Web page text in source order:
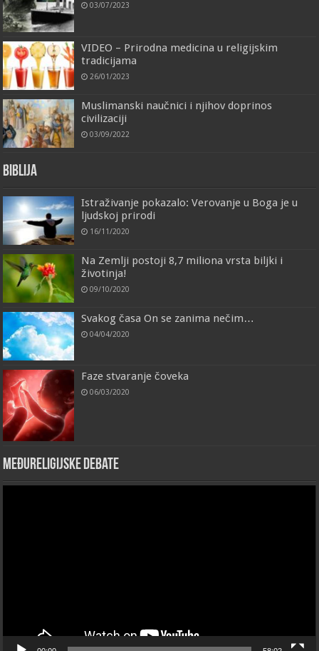
03/07/2023
VIDEO – Prirodna medicina u religijskim
tradicijama
26/01/2023
Muslimanski naučnici i njihov doprinos
civilizaciji
03/09/2022
Biblija
Istraživanje pokazalo: Verovanje u Boga je u
ljudskoj prirodi
16/11/2020
Na Zemlji postoji 8,7 miliona vrsta biljki i
životinja!
09/10/2020
Svakog časa On se zanima nečim…
04/04/2020
Faze stvaranje čoveka
06/03/2020
Međureligijske debate